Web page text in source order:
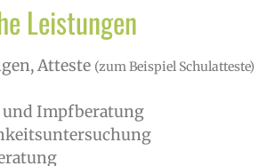
Leistungen
Atteste (zum Beispiel Schulatteste)
und Impfberatung